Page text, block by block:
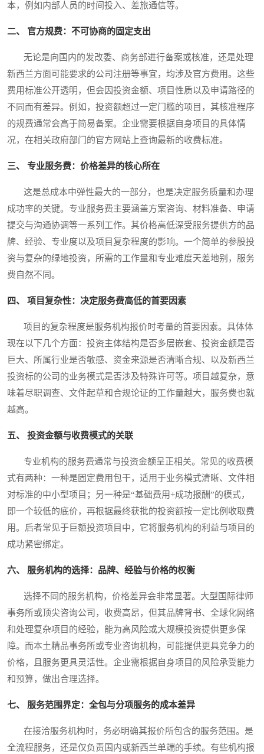
本，例如内部人员的时间投入、差旅通信等。
二、 官方规费：不可协商的固定支出
无论是向国内的发改委、商务部进行备案或核准，还是处理
新西兰方面可能要求的公司注册等事宜，均涉及官方费用。这些
费用标准公开透明，但会因投资金额、项目性质以及申请路径的
不同而有差异。例如，投资额超过一定门槛的项目，其核准程序
的规费通常会高于简易备案。企业需要根据自身项目的具体情
况，在相关政府部门的官方网站上查询最新的收费标准。
三、 专业服务费：价格差异的核心所在
这是总成本中弹性最大的一部分，也是决定服务质量和办理
成功率的关键。专业服务费主要涵盖方案咨询、材料准备、申请
提交与沟通协调等一系列工作。其价格高低深受服务提供方的品
牌、经验、专业度以及项目复杂程度的影响。一个简单的参股投
资与复杂的绿地投资，所需的工作量和专业难度天差地别，服务
费自然不同。
四、 项目复杂性：决定服务费高低的首要因素
项目的复杂程度是服务机构报价时考量的首要因素。具体体
现在以下几个方面：投资主体结构是否多层嵌套、投资金额是否
巨大、所属行业是否敏感、资金来源是否清晰合规、以及新西兰
投资标的公司的业务模式是否涉及特殊许可等。项目越复杂，意
味着尽职调查、文件起草和合规论证的工作量越大，服务费也就
越高。
五、 投资金额与收费模式的关联
专业机构的服务费通常与投资金额呈正相关。常见的收费模
式有两种：一种是固定费用包干，适用于业务模式清晰、文件相
对标准的中小型项目；另一种是“基础费用+成功报酬”的模式，
即一个较低的底价，再根据最终获批的投资额按一定比例收取费
用。后者常见于巨额投资项目中，它将服务机构的利益与项目的
成功紧密绑定。
六、 服务机构的选择：品牌、经验与价格的权衡
选择不同的服务机构，价格差异会非常显著。大型国际律师
事务所或顶尖咨询公司，收费高昂，但其品牌背书、全球化网络
和处理复杂项目的经验，能为高风险或大规模投资提供更多保
障。而本土精品事务所或专业咨询机构，可能提供更具竞争力的
价格，且服务更具灵活性。企业需根据自身项目的风险承受能力
和预算，做出合理选择。
七、 服务范围界定：全包与分项服务的成本差异
在接洽服务机构时，务必明确其报价所包含的服务范围。是
全流程服务，还是仅负责国内或新西兰单端的手续。有些机构报